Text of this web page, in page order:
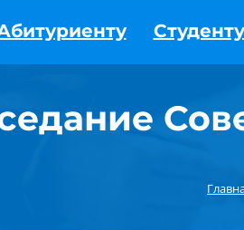
Студенту